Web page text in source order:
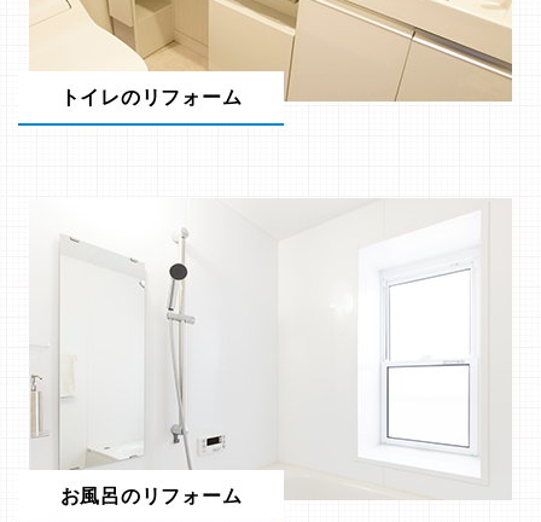
トイレのリフォーム
お風呂のリフォーム